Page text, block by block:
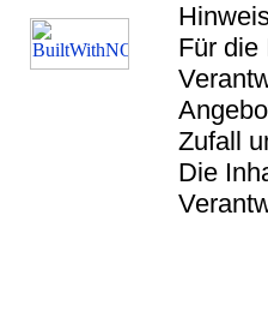
Für die
Zufall
Die
©
-